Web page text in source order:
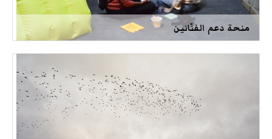
منحة دعم الفنّانين